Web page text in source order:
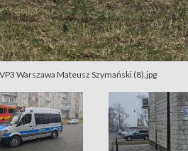
Warszawa Mateusz Szymański (8).jpg